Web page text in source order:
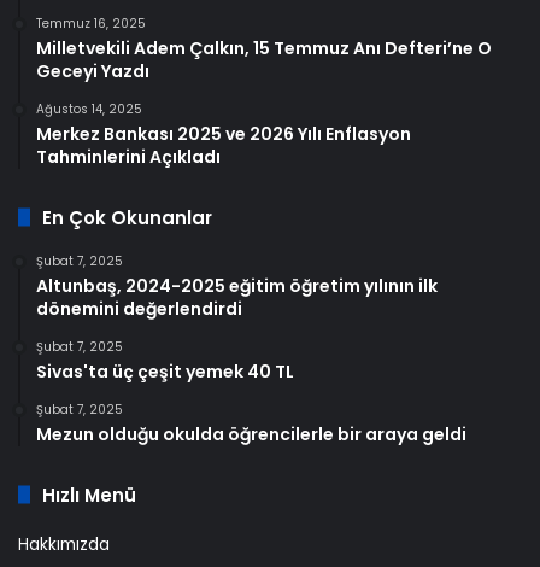
Temmuz 16, 2025
Milletvekili Adem Çalkın, 15 Temmuz Anı Defteri’ne O
Geceyi Yazdı
Ağustos 14, 2025
Merkez Bankası 2025 ve 2026 Yılı Enflasyon
Tahminlerini Açıkladı
En Çok Okunanlar
Şubat 7, 2025
Altunbaş, 2024-2025 eğitim öğretim yılının ilk
dönemini değerlendirdi
Şubat 7, 2025
Sivas'ta üç çeşit yemek 40 TL
Şubat 7, 2025
Mezun olduğu okulda öğrencilerle bir araya geldi
Hızlı Menü
Hakkımızda